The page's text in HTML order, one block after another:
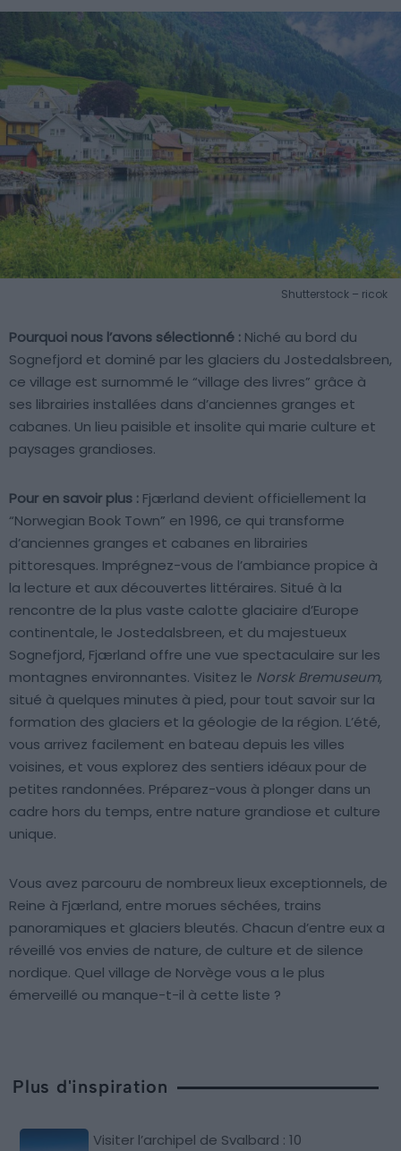
Shutterstock – ricok
Pourquoi nous l’avons sélectionné : Niché au bord du
Sognefjord et dominé par les glaciers du Jostedalsbreen,
ce village est surnommé le “village des livres” grâce à
ses librairies installées dans d’anciennes granges et
cabanes. Un lieu paisible et insolite qui marie culture et
paysages grandioses.
Pour en savoir plus : Fjærland devient officiellement la
“Norwegian Book Town” en 1996, ce qui transforme
d’anciennes granges et cabanes en librairies
pittoresques. Imprégnez-vous de l’ambiance propice à
la lecture et aux découvertes littéraires. Situé à la
rencontre de la plus vaste calotte glaciaire d’Europe
continentale, le Jostedalsbreen, et du majestueux
Sognefjord, Fjærland offre une vue spectaculaire sur les
montagnes environnantes. Visitez le Norsk Bremuseum,
situé à quelques minutes à pied, pour tout savoir sur la
formation des glaciers et la géologie de la région. L’été,
vous arrivez facilement en bateau depuis les villes
voisines, et vous explorez des sentiers idéaux pour de
petites randonnées. Préparez-vous à plonger dans un
cadre hors du temps, entre nature grandiose et culture
unique.
Vous avez parcouru de nombreux lieux exceptionnels, de
Reine à Fjærland, entre morues séchées, trains
panoramiques et glaciers bleutés. Chacun d’entre eux a
réveillé vos envies de nature, de culture et de silence
nordique. Quel village de Norvège vous a le plus
émerveillé ou manque-t-il à cette liste ?
Plus d'inspiration
Visiter l’archipel de Svalbard : 10